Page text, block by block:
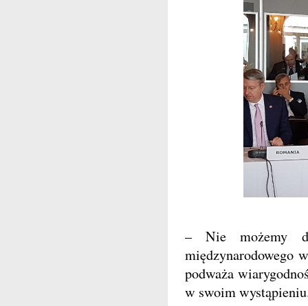
– Nie możemy
międzynarodowego
podważa
w swoim